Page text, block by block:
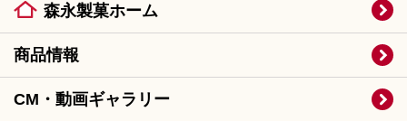
森永製菓ホーム
商品情報
CM・動画ギャラリー